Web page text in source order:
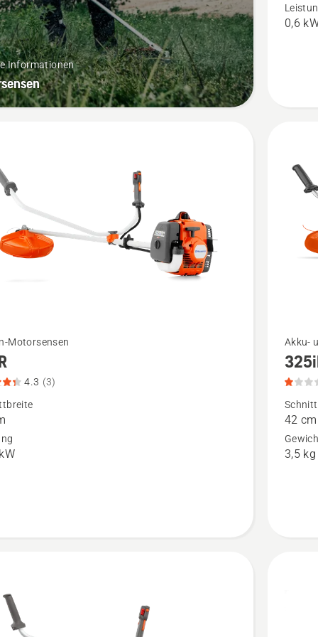
Informationen
0,6
Motorsensen
4.3 (3)
Mehr
Details
325iR
anzeigen,
Akku-
42 cm
3,5 kg